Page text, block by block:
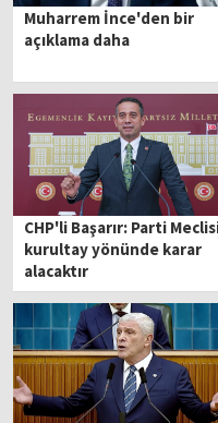
Muharrem İnce'den bir
açıklama daha
CHP'li Başarır: Parti
kurultay yönünde karar
alacaktır